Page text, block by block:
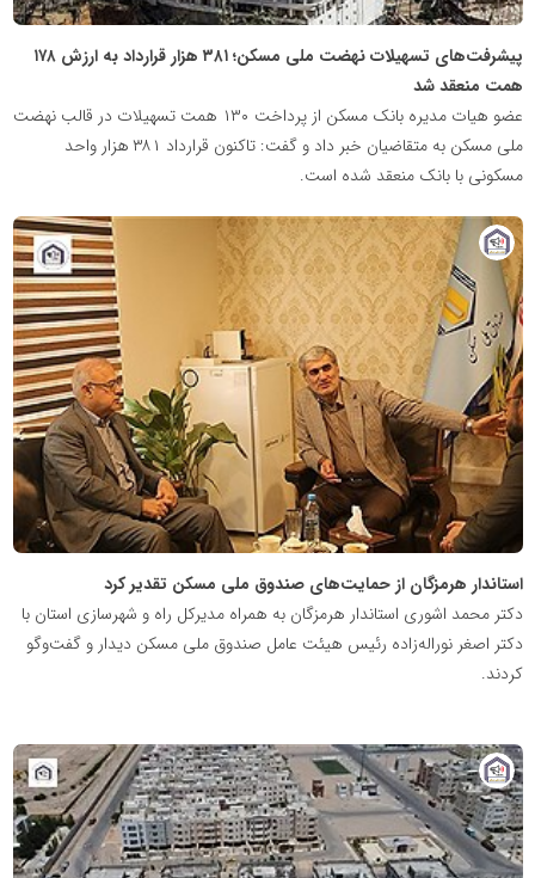
پیشرفت‌های تسهیلات نهضت ملی مسکن؛ ۳۸۱ هزار قرارداد به ارزش ۱۷۸
همت منعقد شد
عضو هیات مدیره بانک مسکن از پرداخت ۱۳۰ همت تسهیلات در قالب نهضت
ملی مسکن به متقاضیان خبر داد و گفت: تاکنون قرارداد ۳۸۱ هزار واحد
مسکونی با بانک منعقد شده است.
استاندار هرمزگان از حمایت‌های صندوق ملی مسکن تقدیر کرد
دکتر محمد اشوری استاندار هرمزگان به همراه مدیرکل راه و شهرسازی استان با
دکتر اصغر نوراله‌زاده رئیس هیئت عامل صندوق ملی مسکن دیدار و گفت‌وگو
کردند.
پایگاه
خبری
نهضت
ملی
مسکن
پایگاه
خبری
نهضت